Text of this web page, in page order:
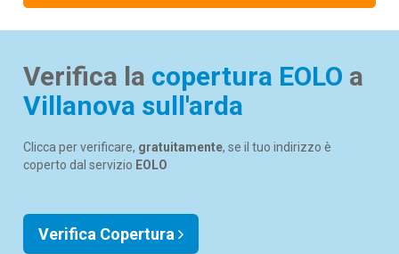
Verifica la copertura EOLO a
Villanova sull'arda
Clicca per verificare, gratuitamente, se il tuo indirizzo è
coperto dal servizio EOLO
Verifica Copertura